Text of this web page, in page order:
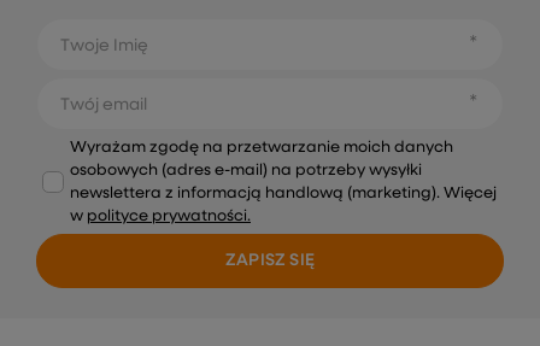
Twoje Imię
Twój email
Wyrażam zgodę na przetwarzanie moich danych
osobowych (adres e-mail) na potrzeby wysyłki
newslettera z informacją handlową (marketing). Więcej
w polityce prywatności.
ZAPISZ SIĘ